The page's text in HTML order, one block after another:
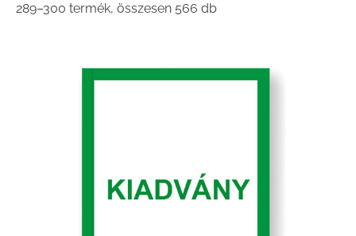
289–300 termék, összesen 566 dbSorted